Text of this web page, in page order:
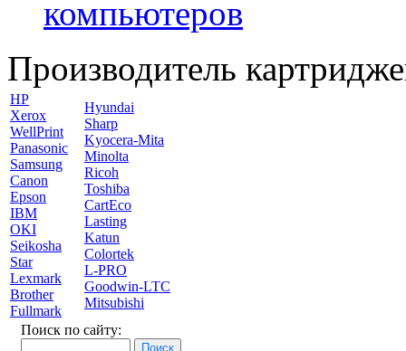
компьютеров
Производитель
HP
Xerox
WellPrint
Panasonic
Samsung
Canon
Epson
IBM
OKI
Seikosha
Star
Lexmark
Brother
Fullmark
Hyundai
Sharp
Kyocera-Mita
Minolta
Ricoh
Toshiba
CartEco
Lasting
Katun
Colortek
L-PRO
Goodwin-LTC
Mitsubishi
Поиск по сайту: